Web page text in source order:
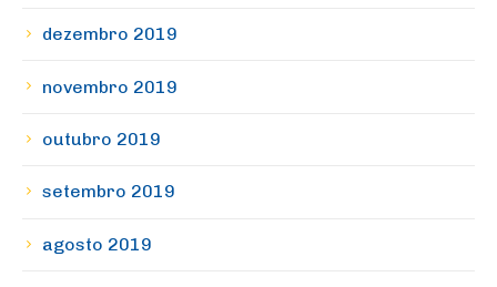
dezembro 2019
novembro 2019
outubro 2019
setembro 2019
agosto 2019